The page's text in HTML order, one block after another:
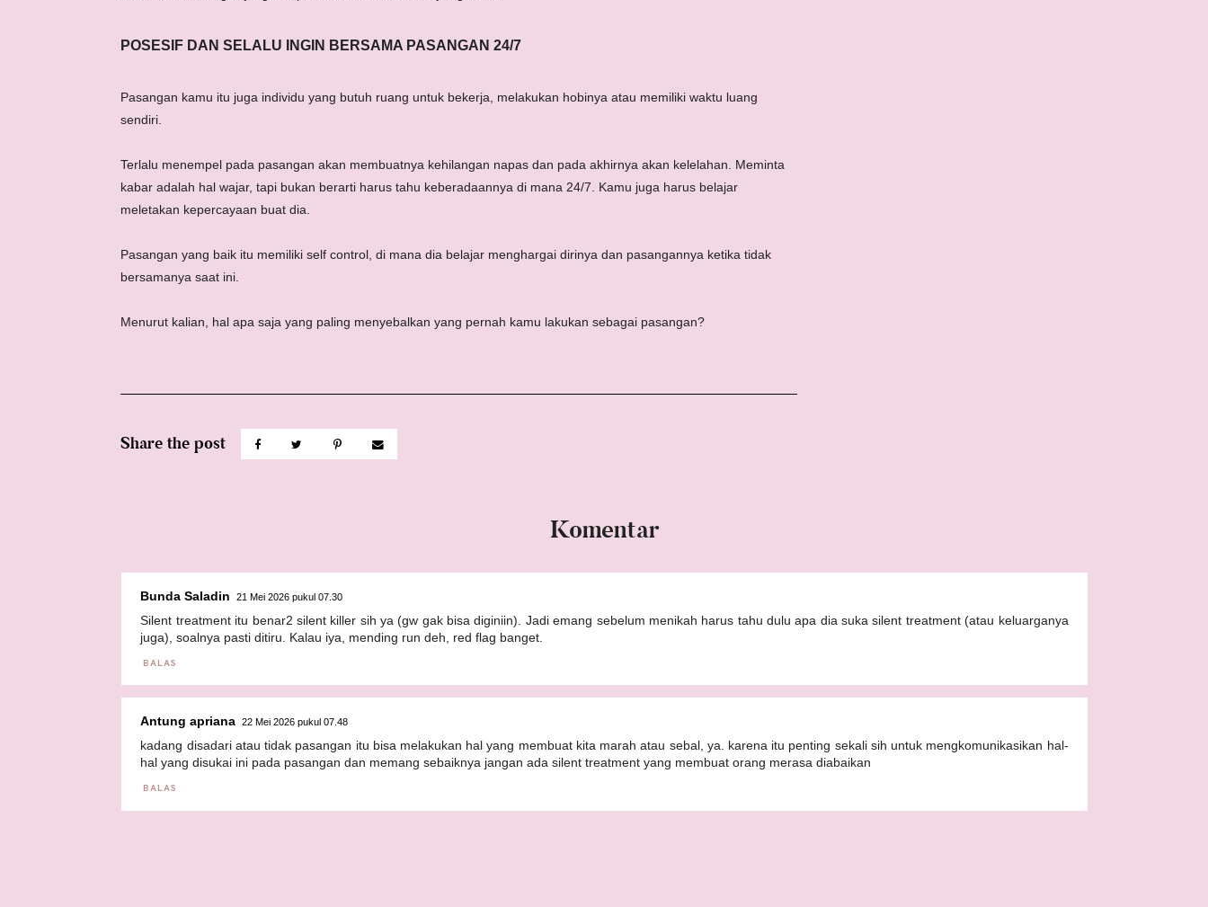
POSESIF DAN SELALU INGIN BERSAMA PASANGAN 24/7
Pasangan kamu itu juga individu yang butuh ruang untuk bekerja, melakukan hobinya atau memiliki waktu luang
sendiri.
Terlalu menempel pada pasangan akan membuatnya kehilangan napas dan pada akhirnya akan kelelahan. Meminta
kabar adalah hal wajar, tapi bukan berarti harus tahu keberadaannya di mana 24/7. Kamu juga harus belajar
meletakan kepercayaan buat dia.
Pasangan yang baik itu memiliki self control, di mana dia belajar menghargai dirinya dan pasangannya ketika tidak
bersamanya saat ini.
Menurut kalian, hal apa saja yang paling menyebalkan yang pernah kamu lakukan sebagai pasangan?
Komentar
Bunda Saladin 21 Mei 2026 pukul 07.30
Silent treatment itu benar2 silent killer sih ya (gw gak bisa diginiin). Jadi emang sebelum menikah harus tahu dulu apa dia suka silent treatment (atau keluarganya
juga), soalnya pasti ditiru. Kalau iya, mending run deh, red flag banget.
BALAS
Antung apriana 22 Mei 2026 pukul 07.48
kadang disadari atau tidak pasangan itu bisa melakukan hal yang membuat kita marah atau sebal, ya. karena itu penting sekali sih untuk mengkomunikasikan hal-
hal yang disukai ini pada pasangan dan memang sebaiknya jangan ada silent treatment yang membuat orang merasa diabaikan
BALAS